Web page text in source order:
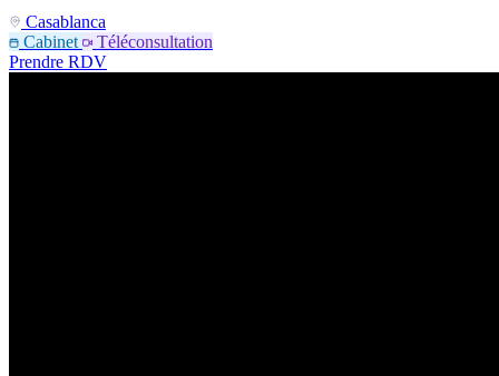
Casablanca
Cabinet
Téléconsultation
Prendre RDV